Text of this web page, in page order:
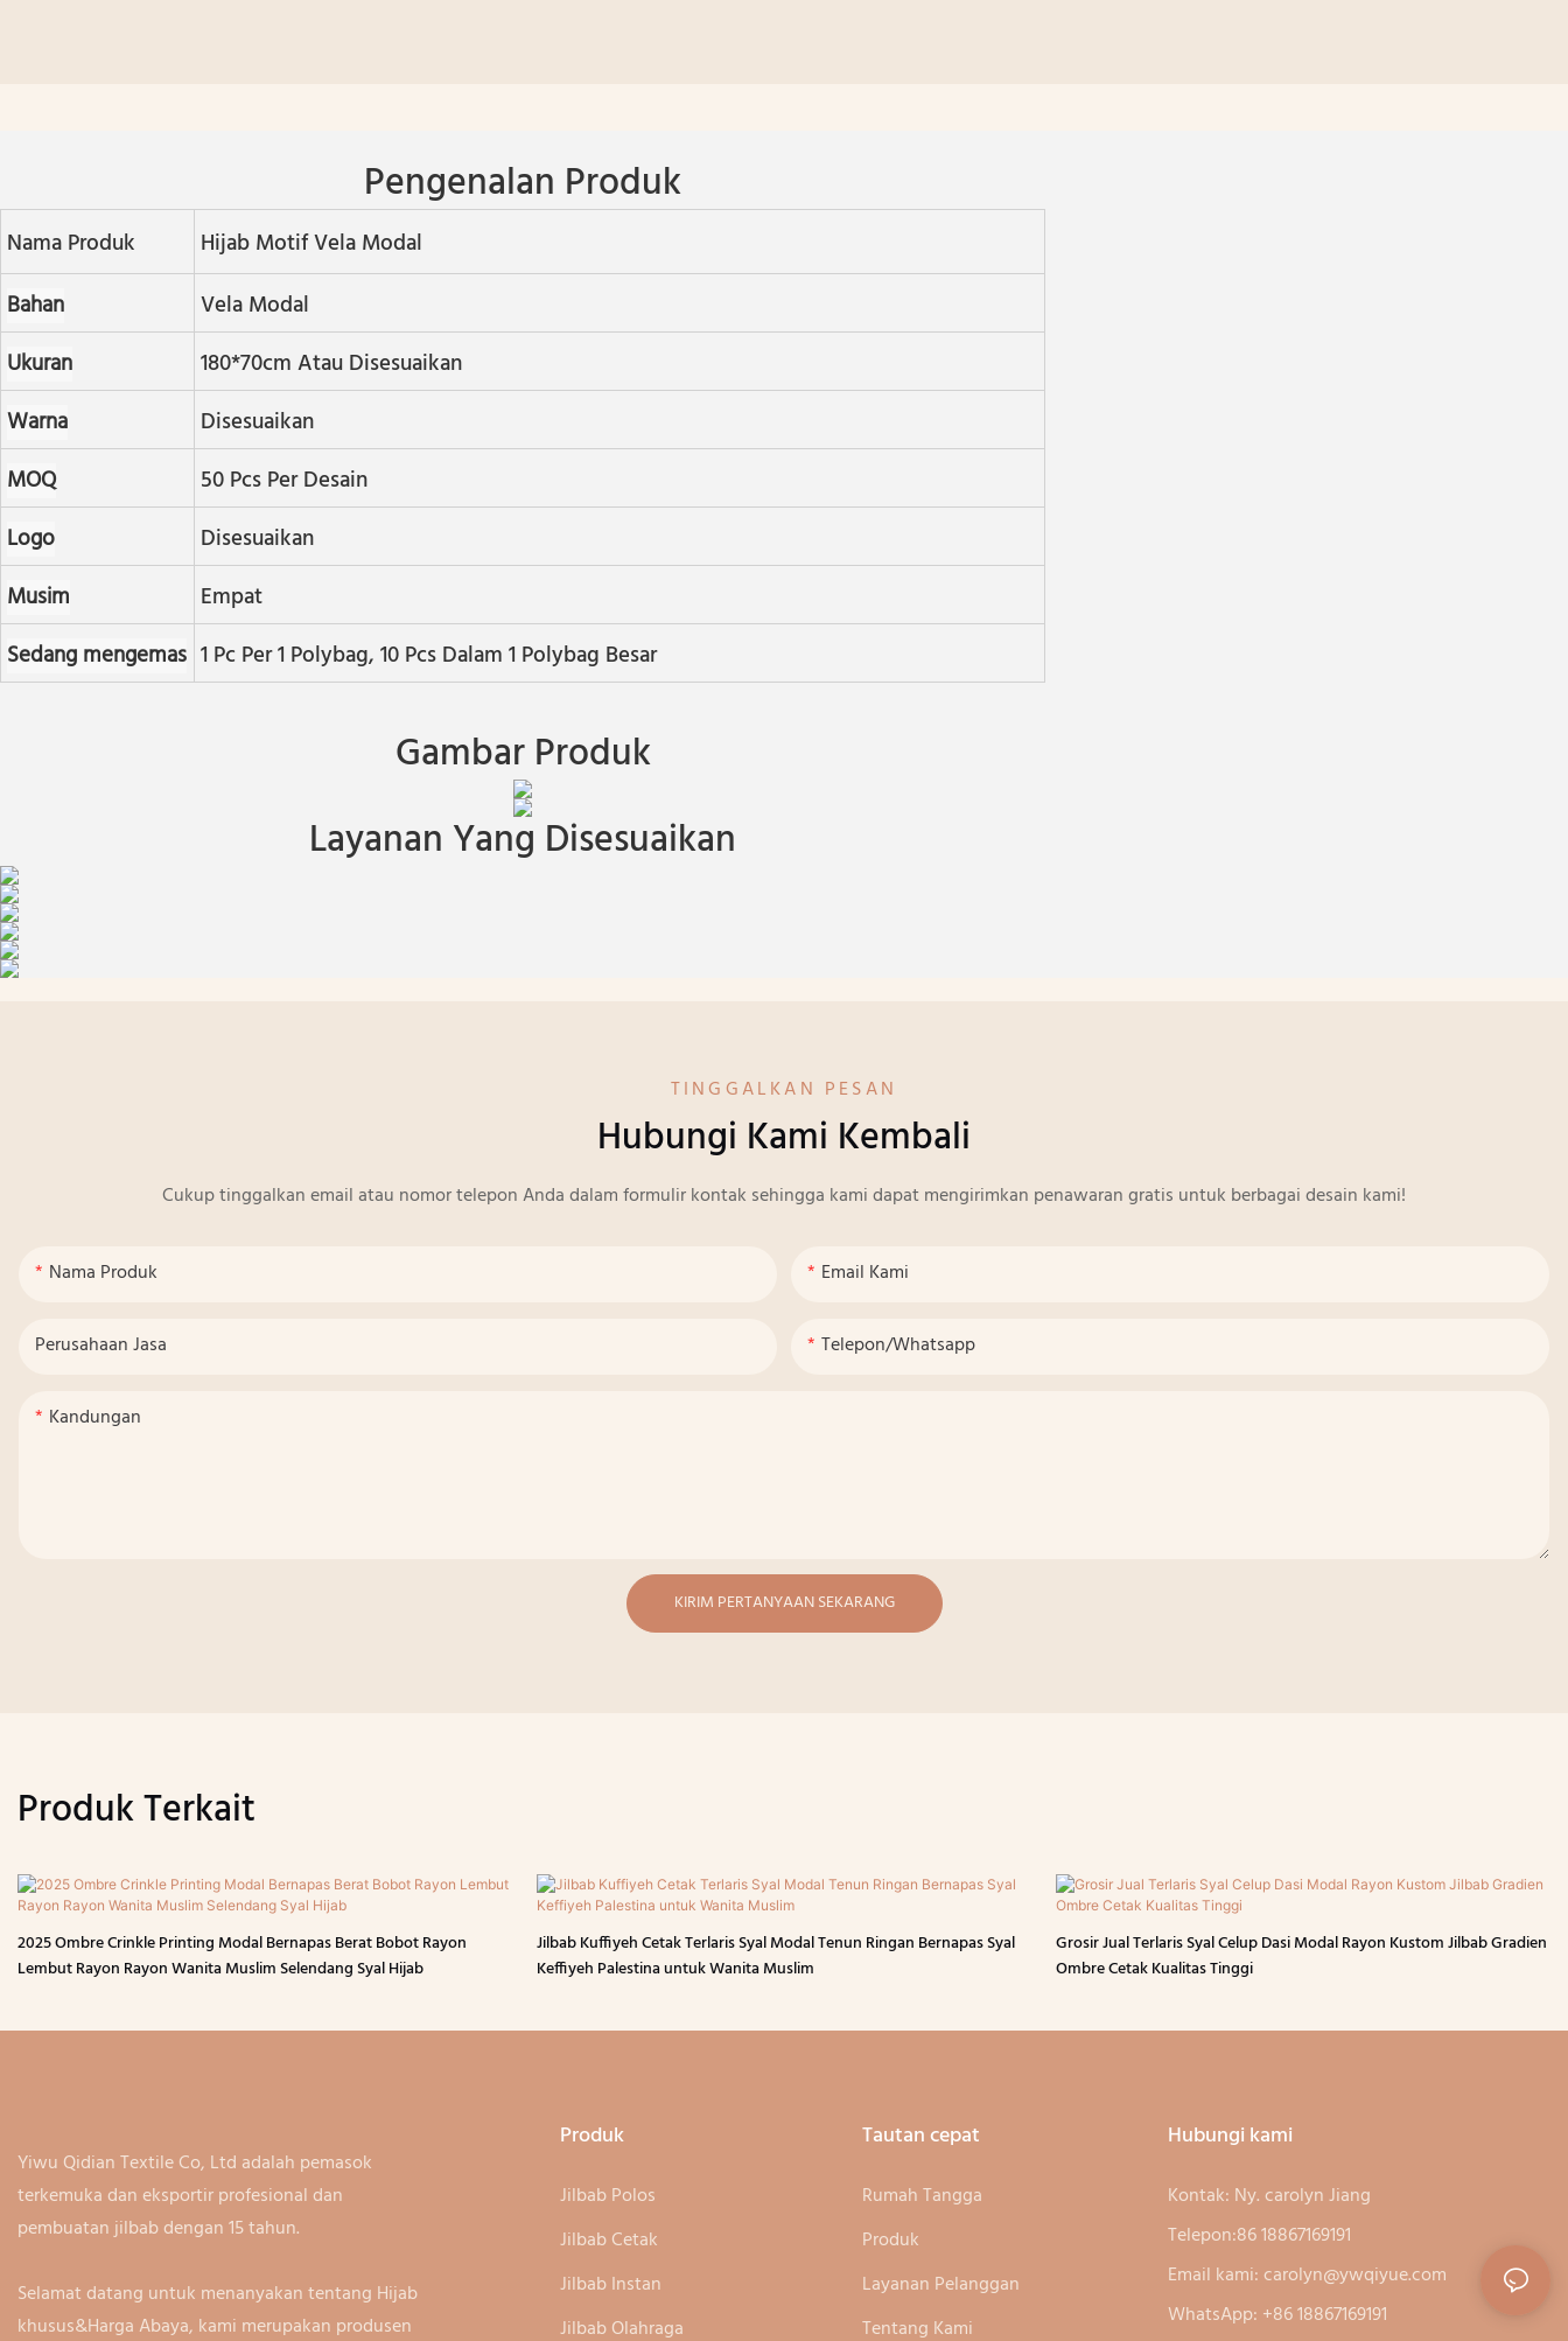
Pengenalan Produk
Nama Produk
Hijab Motif Vela Modal
Bahan
Vela Modal
Ukuran
180*70cm Atau Disesuaikan
Warna
Disesuaikan
MOQ
50 Pcs Per Desain
Logo
Disesuaikan
Musim
Empat
Sedang mengemas 1 Pc Per 1 Polybag, 10 Pcs Dalam 1 Polybag Besar
Gambar Produk
Layanan Yang Disesuaikan
TINGGALKAN PESAN
Hubungi Kami Kembali
Cukup tinggalkan email atau nomor telepon Anda dalam formulir kontak sehingga kami dapat mengirimkan penawaran gratis untuk berbagai desain kami!
Nama Produk Email Kami
Perusahaan Jasa Telepon/whatsapp
Kandungan
KIRIM PERTANYAAN SEKARANG
Produk Terkait
2025 Ombre Crinkle Printing Modal Bernapas Berat Bobot Rayon
Lembut Rayon Rayon Wanita Muslim Selendang Syal Hijab
Jilbab Kuffiyeh Cetak Terlaris Syal Modal Tenun Ringan Bernapas Syal
Keffiyeh Palestina untuk Wanita Muslim
Grosir Jual Terlaris Syal Celup Dasi Modal Rayon Kustom Jilbab Gradien
Ombre Cetak Kualitas Tinggi
Yiwu Qidian Textile Co, Ltd adalah pemasok
terkemuka dan eksportir profesional dan
pembuatan jilbab dengan 15 tahun.
Selamat datang untuk menanyakan tentang Hijab
khusus&Harga Abaya, kami merupakan produsen
Produk
Jilbab Polos
Jilbab Cetak
Jilbab Instan
Jilbab Olahraga
Tautan cepat
Rumah Tangga
Produk
Layanan Pelanggan
Tentang Kami
Hubungi kami
Kontak: Ny. carolyn Jiang
Telepon:86 18867169191
Email kami:carolyn@ywqiyue.com
WhatsApp: +86 18867169191